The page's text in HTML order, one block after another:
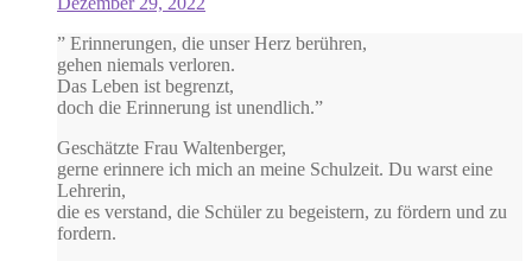
” Erinnerungen, die unser Herz berühren,
gehen niemals verloren.
Das Leben ist begrenzt,
doch die Erinnerung ist unendlich.”
Geschätzte Frau Waltenberger,
gerne erinnere ich mich an meine Schulzeit. Du warst eine
Lehrerin,
die es verstand, die Schüler zu begeistern, zu fördern und zu
fordern.